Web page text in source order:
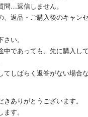
問…返信しません。
返品・ご購入後のキャン
い。
であっても、先に購入し
てしばらく返答がない場合
ありがとうございます。
す。